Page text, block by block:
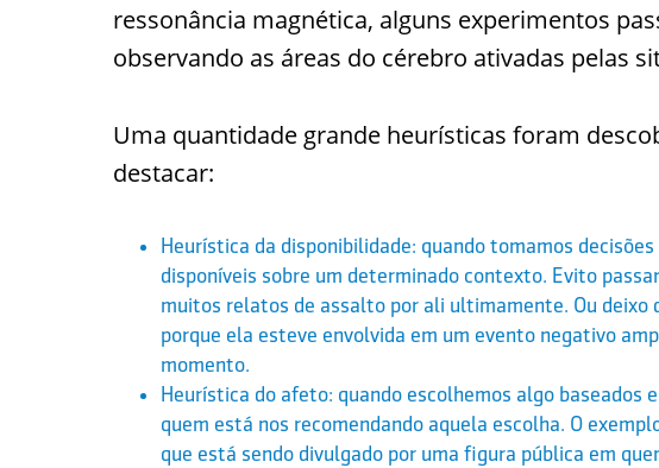
ressonância magnética, alguns experimentos
observando as áreas do cérebro ativadas pelas
Uma quantidade grande heurísticas foram
destacar:
Heurística da disponibilidade: quando tomamos
disponíveis sobre um determinado contexto. Evito
muitos relatos de assalto por ali ultimamente. Ou deixo
porque ela esteve envolvida em um evento negativo
momento.
Heurística do afeto: quando escolhemos algo baseados
quem está nos recomendando aquela escolha. O
que está sendo divulgado por uma figura pública em